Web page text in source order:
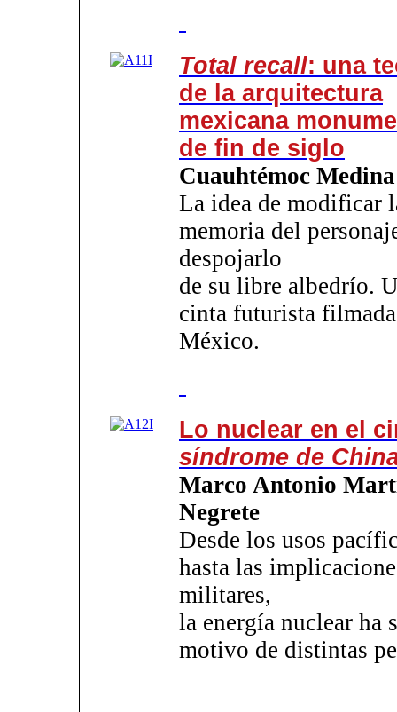
Total recall: una
de la arquitectura
mexicana
de fin de siglo
Cuauhtémoc Medina
La idea de modificar
memoria del
despojarlo
de su libre albedrío.
cinta futurista
México.
Lo nuclear en el
síndrome de
Marco Antonio
Negrete
Desde los usos
hasta las
militares,
la energía nuclear ha
motivo de distintas